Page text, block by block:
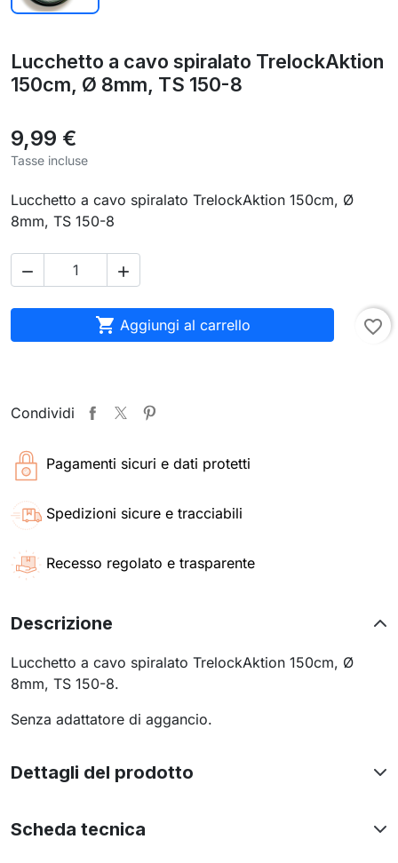
Lucchetto a cavo spiralato TrelockAktion
150cm, Ø 8mm, TS 150-8
9,99 €
Tasse incluse
Lucchetto a cavo spiralato TrelockAktion 150cm, Ø
8mm, TS 150-8
 
 Aggiungi al carrello favorite_border
Condividi
Pagamenti sicuri e dati protetti
Spedizioni sicure e tracciabili
Recesso regolato e trasparente
Descrizione
Lucchetto a cavo spiralato TrelockAktion 150cm, Ø
8mm, TS 150-8.
Senza adattatore di aggancio.
Dettagli del prodotto
Scheda tecnica